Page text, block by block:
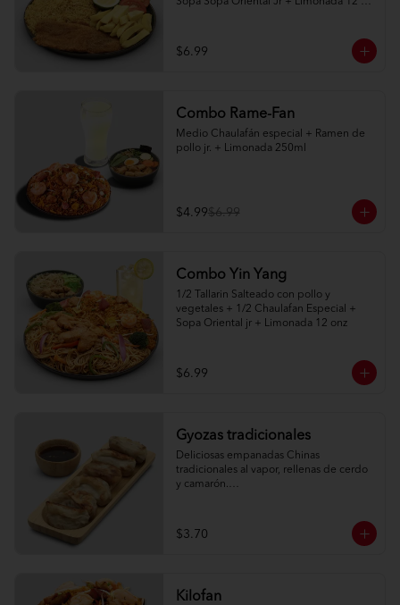
$6.99
Combo Rame-Fan
Medio Chaulafán especial + Ramen de
pollo jr. + Limonada 250ml
$4.99$6.99
Combo Yin Yang
1/2 Tallarin Salteado con pollo y
vegetales + 1/2 Chaulafan Especial +
Sopa Oriental jr + Limonada 12 onz
$6.99
Gyozas tradicionales
Deliciosas empanadas Chinas
tradicionales al vapor, rellenas de cerdo
y camarón.
$3.70
Kilofan